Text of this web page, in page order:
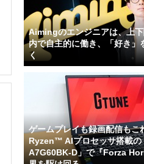
Aimingのエンジニアは、上
内で自主的に働き、「好き」
く
ゲームプレイも録画配信もこ
Ryzen™ AIプロセッサ搭載の
A7G60BK-D」で『Forza